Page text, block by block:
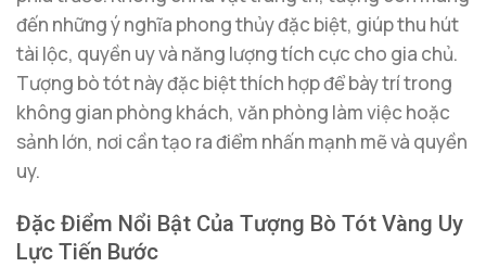
đến những ý nghĩa phong thủy đặc biệt, giúp thu hút
tài lộc, quyền uy và năng lượng tích cực cho gia chủ.
Tượng bò tót này đặc biệt thích hợp để bày trí trong
không gian phòng khách, văn phòng làm việc hoặc
sảnh lớn, nơi cần tạo ra điểm nhấn mạnh mẽ và quyền
uy.
Đặc Điểm Nổi Bật Của Tượng Bò Tót Vàng Uy
Lực Tiến Bước